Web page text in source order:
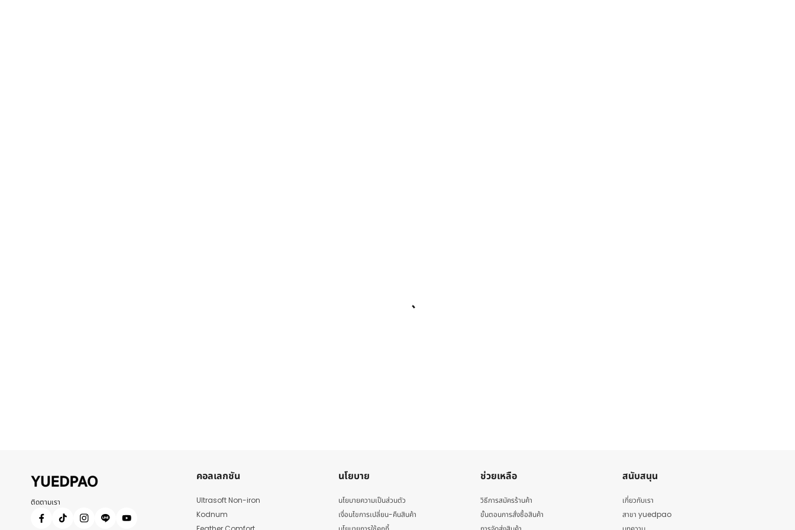
ติดตามเรา
คอลเลกชัน
Ultrasoft Non-iron
Kodnum
นโยบาย
นโยบายความเป็นส่วนตัว
เงื่อนไขการเปลี่ยน-คืนสินค้า
ช่วยเหลือ
วิธีการสมัครร้านค้า
ขั้นตอนการสั่งซื้อสินค้า
สนับสนุน
เกี่ยวกับเรา
สาขา yuedpao